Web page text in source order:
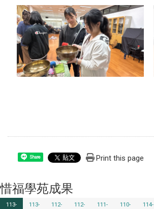
Share Print this page
惜福學苑成果
113-
113-
112-
112-
111-
110-
114-